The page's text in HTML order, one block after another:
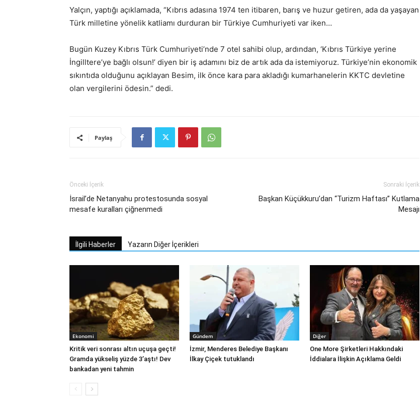
Yalçın, yaptığı açıklamada, “Kıbrıs adasına 1974 ten itibaren, barış ve huzur getiren, ada da yaşayan
Türk milletine yönelik katliamı durduran bir Türkiye Cumhuriyeti var iken…
Bugün Kuzey Kıbrıs Türk Cumhuriyeti’nde 7 otel sahibi olup, ardından, ‘Kıbrıs Türkiye yerine
İngilltere’ye bağlı olsun!’ diyen bir iş adamını biz de artık ada da istemiyoruz. Türkiye’nin ekonomik
sıkıntıda olduğunu açıklayan Besim, ilk önce kara para akladığı kumarhanelerin KKTC devletine
olan vergilerini ödesin.” dedi.
Paylaş
Önceki İçerik
İsrail’de Netanyahu protestosunda sosyal
mesafe kuralları çiğnenmedi
Sonraki İçerik
Başkan Küçükkuru’dan “Turizm Haftası” Kutlama
Mesajı
İlgili Haberler Yazarın Diğer İçerikleri
Ekonomi
Kritik veri sonrası altın uçuşa geçti!
Gramda yükseliş yüzde 3’aştı! Dev
bankadan yeni tahmin
Gündem
İzmir, Menderes Belediye Başkanı
İlkay Çiçek tutuklandı
Diğer
One More Şirketleri Hakkındaki
İddialara İlişkin Açıklama Geldi